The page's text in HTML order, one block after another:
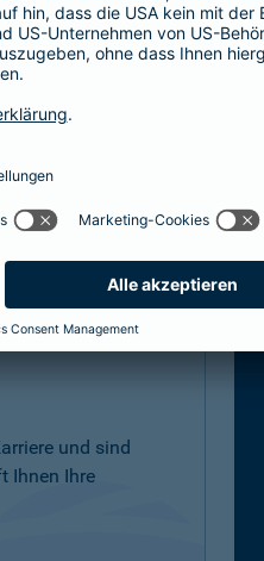
Arbeitskraftabsicherung
können Sie Ihre Kinder
der Verlust als auch das
und sind
Ihnen Ihre